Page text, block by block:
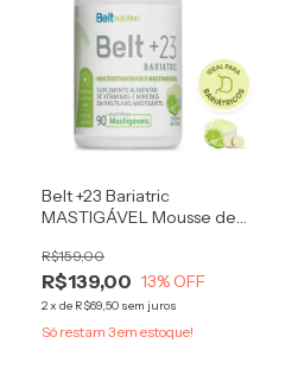
Belt +23 Bariatric
MASTIGÁVEL Mousse de
Multimineral
R$139,00
R$159,00
13% OFF
2x de R$69,50 sem juros
Só restam 3em estoque!